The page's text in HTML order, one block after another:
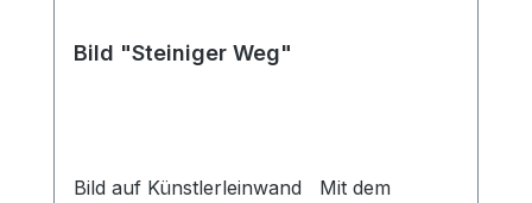
Bild "Steiniger Weg"
Bild auf Künstlerleinwand Mit dem